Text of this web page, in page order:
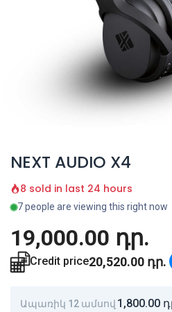
NEXT AUDIO X4
8 sold in last 24 hours
7 people are viewing this right now
19,000.00 դր.
Credit price20,520.00 դր.
Ապառիկ 12 ամսով 1,800.00